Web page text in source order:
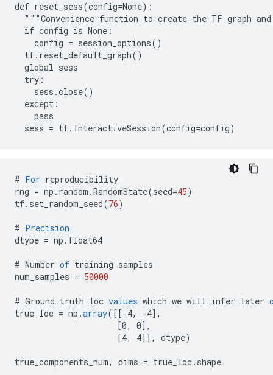
def reset_sess(config=None):
"""Convenience function to create the TF graph
  if config is None:
    config = session_options()
  tf.reset_default_graph()
  global sess
  try:
    sess.close()
  except:
    pass
# For reproducibility
rng = np . random .RandomState(seed=45)
tf. set_random_seed(76)
# Precision
dtype = np . float64
# Number of training samples
num_samples = 50000
# Ground truth loc values which we will infer later
true_loc = np .array( [ [-4, -4] ,
[0, 0] ,
[4, 4] ] , dtype)
true_components_num, dims = true_loc. shape